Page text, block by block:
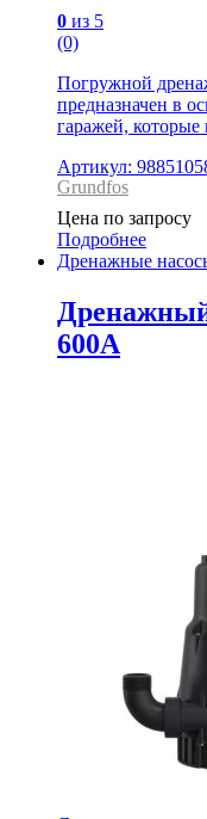
0 из 5
(0)
Погружной
предназначен в
гаражей, которые
Артикул:
Grundfos
Цена по запросу
Подробнее
Дренажные
600A